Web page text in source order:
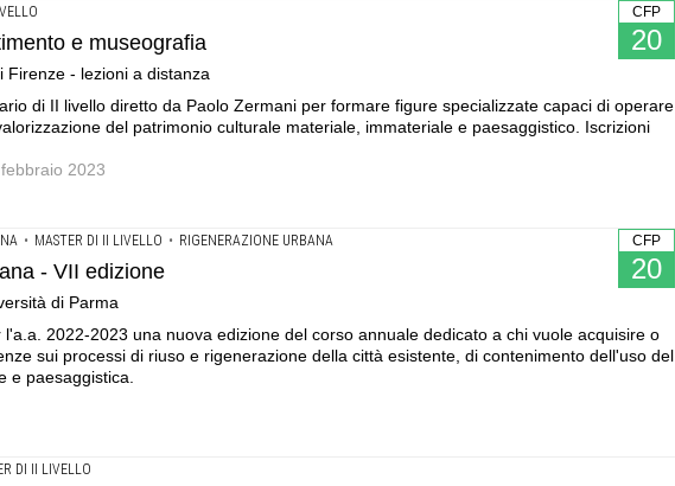
CFP
20
e museografia
Firenze - lezioni a distanza
di II livello diretto da Paolo Zermani per formare figure specializzate capaci di operare
del patrimonio culturale materiale, immateriale e paesaggistico. Iscrizioni
2023
CFP
20
• MASTER DI II LIVELLO • RIGENERAZIONE URBANA
- VII edizione
di Parma
2022-2023 una nuova edizione del corso annuale dedicato a chi vuole acquisire o
sui processi di riuso e rigenerazione della città esistente, di contenimento dell'uso del
e paesaggistica.
DI II LIVELLO